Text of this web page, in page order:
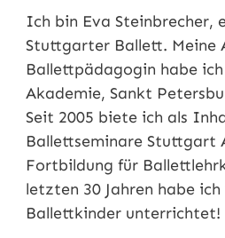
Ich bin Eva Steinbrecher,
Stuttgarter Ballett. Meine
Ballettpädagogin habe
Akademie, Sankt
Seit 2005 biete ich als
Ballettseminare Stuttgart
Fortbildung für
letzten 30 Jahren habe
Ballettkinder unterrichtet!